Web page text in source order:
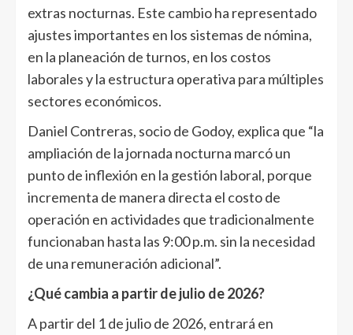
extras nocturnas. Este cambio ha representado
ajustes importantes en los sistemas de nómina,
en la planeación de turnos, en los costos
laborales y la estructura operativa para múltiples
sectores económicos.
Daniel Contreras, socio de Godoy, explica que “la
ampliación de la jornada nocturna marcó un
punto de inflexión en la gestión laboral, porque
incrementa de manera directa el costo de
operación en actividades que tradicionalmente
funcionaban hasta las 9:00 p.m. sin la necesidad
de una remuneración adicional”.
¿Qué cambia a partir de julio de 2026?
A partir del 1 de julio de 2026, entrará en